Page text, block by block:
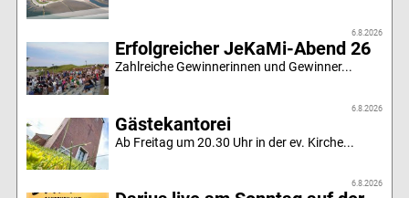
6.8.2026
Erfolgreicher JeKaMi-Abend 26
Zahlreiche Gewinnerinnen und Gewinner...
6.8.2026
Gästekantorei
Ab Freitag um 20.30 Uhr in der ev. Kirche...
6.8.2026